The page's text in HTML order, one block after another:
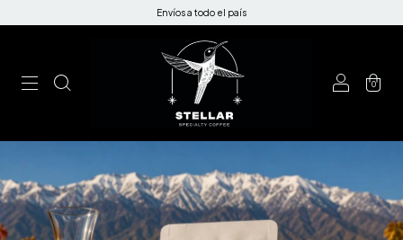
Envíos a todo el país
0